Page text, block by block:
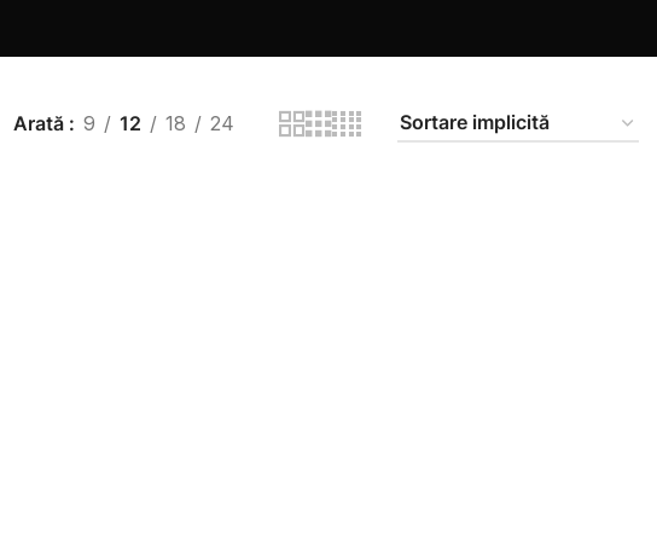
Arată 9 12 18 24